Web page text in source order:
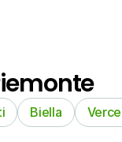
Biella